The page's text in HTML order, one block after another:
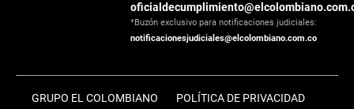
*Buzón exclusivo para notificaciones judiciales:
notificacionesjudiciales@elcolombiano.com.co
GRUPO EL COLOMBIANO POLÍTICA DE PRIVACIDAD